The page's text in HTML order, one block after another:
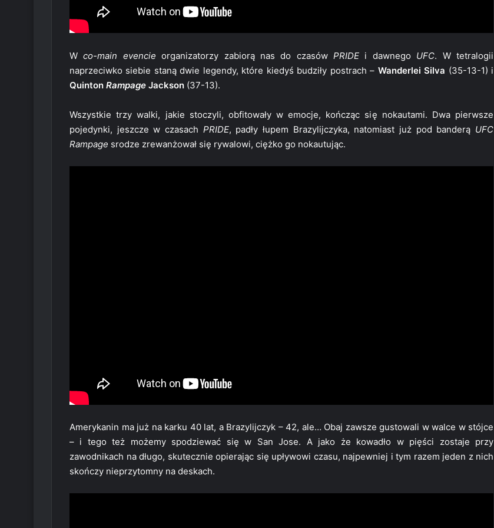
Wco-main evencie organizatorzy zabiorą nas do czasówPRIDE i dawnego UFC. W tetralogii
naprzeciwko siebie staną dwie legendy, które kiedyś budziły postrach – Wanderlei Silva (35-13-1) i
Quinton Rampage Jackson (37-13).
Wszystkie trzy walki, jakie stoczyli, obfitowały w emocje, kończąc się nokautami. Dwa pierwsze
pojedynki, jeszcze w czasach PRIDE, padły łupem Brazylijczyka, natomiast już pod banderą UFC
Rampage srodze zrewanżował się rywalowi, ciężko go nokautując.
Amerykanin ma już na karku 40 lat, a Brazylijczyk – 42, ale… Obaj zawsze gustowali w walce w stójce
– i tego też możemy spodziewać się w San Jose. A jako że kowadło w pięści zostaje przy
zawodnikach na długo, skutecznie opierając się upływowi czasu, najpewniej i tym razem jeden z nich
skończy nieprzytomny na deskach.